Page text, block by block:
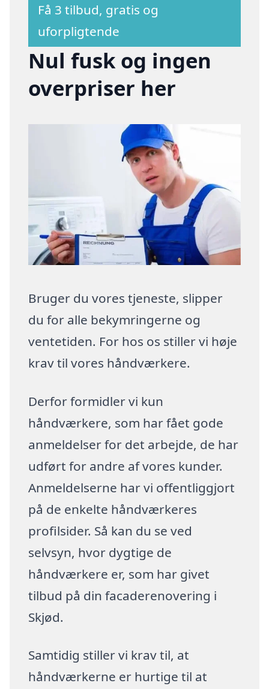
Få 3 tilbud, gratis og
uforpligtende
Nul fusk og ingen
overpriser her
Bruger du vores tjeneste, slipper
du for alle bekymringerne og
ventetiden. For hos os stiller vi høje
krav til vores håndværkere.
Derfor formidler vi kun
håndværkere, som har fået gode
anmeldelser for det arbejde, de har
udført for andre af vores kunder.
Anmeldelserne har vi offentliggjort
på de enkelte håndværkeres
profilsider. Så kan du se ved
selvsyn, hvor dygtige de
håndværkere er, som har givet
tilbud på din facaderenovering i
Skjød.
Samtidig stiller vi krav til, at
håndværkerne er hurtige til at